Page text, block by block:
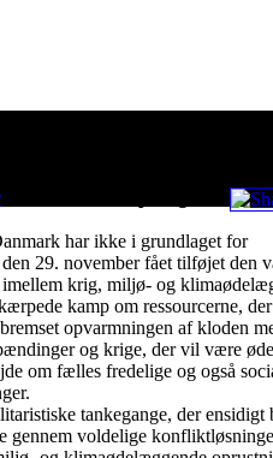
Red klimaet - stop krigen!
har ikke i grundlaget for
29. november fået tilføjet den
krig, miljø- og
kamp om ressourcerne,
opvarmningen af kloden
og krige, der vil være
om fælles fredelige og også
tankegange, der ensidigt
gennem voldelige